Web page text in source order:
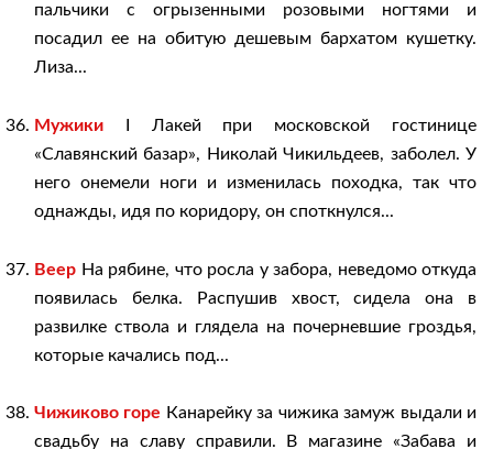
пальчики с огрызенными розовыми ногтями и
посадил ее на обитую дешевым бархатом кушетку.
Лиза...
Мужики I Лакей при московской гостинице
«Славянский базар», Николай Чикильдеев, заболел. У
него онемели ноги и изменилась походка, так что
однажды, идя по коридору, он споткнулся...
Веер На рябине, что росла у забора, неведомо откуда
появилась белка. Распушив хвост, сидела она в
развилке ствола и глядела на почерневшие гроздья,
которые качались под...
Чижиково горе Канарейку за чижика замуж выдали и
свадьбу на славу справили. В магазине «Забава и